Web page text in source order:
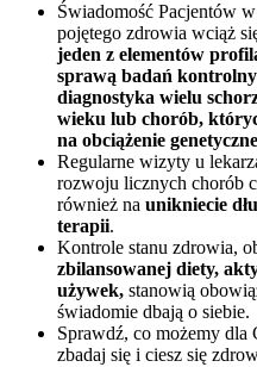
Świadomość Pacjentów
pojętego zdrowia wciąż
jeden z elementów
sprawą badań
diagnostyka wielu
wieku lub chorób,
na obciążenie genetyczne
Regularne wizyty u
rozwoju licznych chorób
również na unikniecie
terapii.
Kontrole stanu zdrowia,
zbilansowanej diety,
używek, stanowią
świadomie dbają o siebie.
Sprawdź, co możemy dla
zbadaj się i ciesz się